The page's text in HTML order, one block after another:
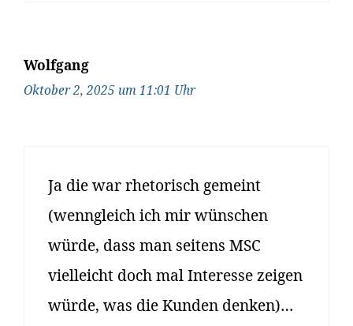
Wolfgang
Oktober 2, 2025 um 11:01 Uhr
Ja die war rhetorisch gemeint
(wenngleich ich mir wünschen
würde, dass man seitens MSC
vielleicht doch mal Interesse zeigen
würde, was die Kunden denken)…